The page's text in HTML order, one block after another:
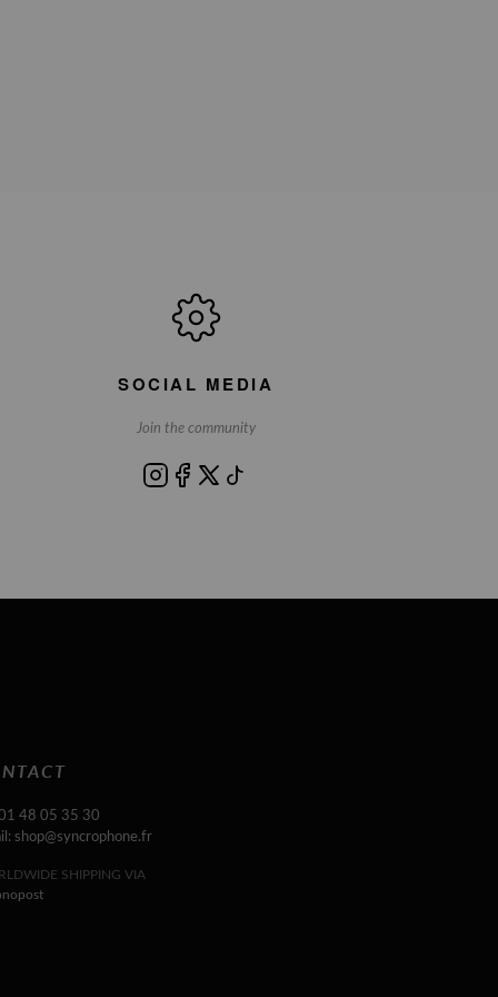
SOCIAL MEDIA
Join the community
48 05 35 30
shop@syncrophone.fr
SHIPPING VIA